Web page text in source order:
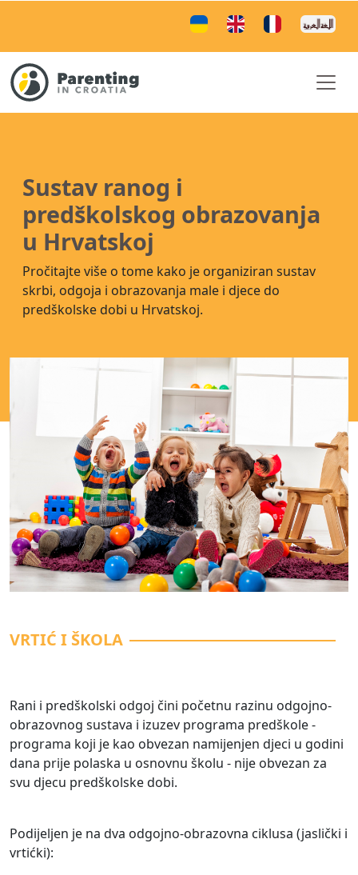
Sustav ranog i
predškolskog obrazovanja
u Hrvatskoj
Pročitajte više o tome kako je organiziran sustav
skrbi, odgoja i obrazovanja male i djece do
predškolske dobi u Hrvatskoj.
VRTIĆ I ŠKOLA
Rani i predškolski odgoj čini početnu razinu odgojno-
obrazovnog sustava i izuzev programa predškole -
programa koji je kao obvezan namijenjen djeci u godini
dana prije polaska u osnovnu školu - nije obvezan za
svu djecu predškolske dobi.
Podijeljen je na dva odgojno-obrazovna ciklusa (jaslički i
vrtićki):